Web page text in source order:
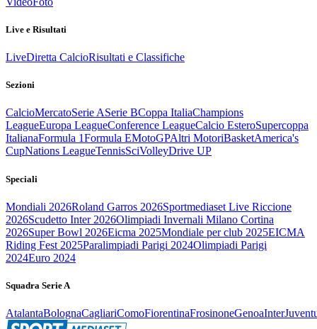
Live e Risultati
LiveDiretta CalcioRisultati e Classifiche
Sezioni
CalcioMercatoSerie ASerie BCoppa ItaliaChampions
LeagueEuropa LeagueConference LeagueCalcio EsteroSupercoppa
ItalianaFormula 1Formula EMotoGPAltri MotoriBasketAmerica's
CupNations LeagueTennisSciVolleyDrive UP
Speciali
Mondiali 2026Roland Garros 2026Sportmediaset Live Riccione
2026Scudetto Inter 2026Olimpiadi Invernali Milano Cortina
2026Super Bowl 2026Eicma 2025Mondiale per club 2025EICMA
Riding Fest 2025Paralimpiadi Parigi 2024Olimpiadi Parigi
2024Euro 2024
Squadra Serie A
AtalantaBolognaCagliariComoFiorentinaFrosinoneGenoaInter